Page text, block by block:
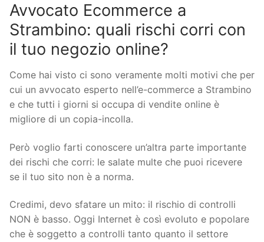
Avvocato Ecommerce a
Strambino: quali rischi corri con
il tuo negozio online?
Come hai visto ci sono veramente molti motivi che per
cui un avvocato esperto nell’e-commerce a Strambino
e che tutti i giorni si occupa di vendite online è
migliore di un copia-incolla.
Però voglio farti conoscere un’altra parte importante
dei rischi che corri: le salate multe che puoi ricevere
se il tuo sito non è a norma.
Credimi, devo sfatare un mito: il rischio di controlli
NON è basso. Oggi Internet è così evoluto e popolare
che è soggetto a controlli tanto quanto il settore